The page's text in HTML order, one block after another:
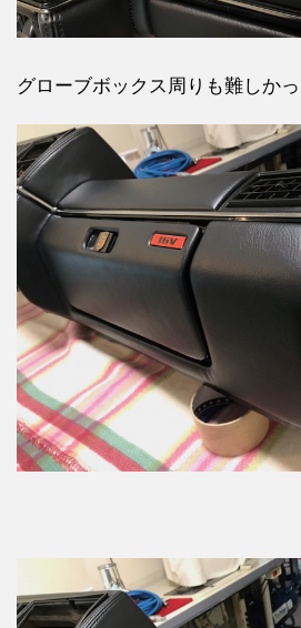
グローブボックス周りも難しかっ